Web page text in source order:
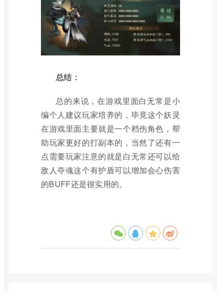
总结：
总的来说，在游戏里面白无常是小
编个人建议玩家培养的，毕竟这个妖灵
在游戏里面主要就是一个档伤角色，帮
助玩家更好的打副本的，当然了还有一
点需要玩家注意的就是白无常还可以给
敌人夺魂这个有护盾可以增加会心伤害
的BUFF还是很实用的。